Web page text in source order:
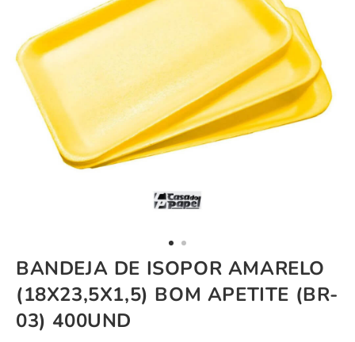
BANDEJA DE ISOPOR AMARELO
(18X23,5X1,5) BOM APETITE (BR-
03) 400UND